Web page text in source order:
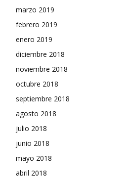
marzo 2019
febrero 2019
enero 2019
diciembre 2018
noviembre 2018
octubre 2018
septiembre 2018
agosto 2018
julio 2018
junio 2018
mayo 2018
abril 2018